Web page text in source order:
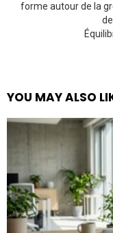
forme autour de la
YOU MAY ALSO